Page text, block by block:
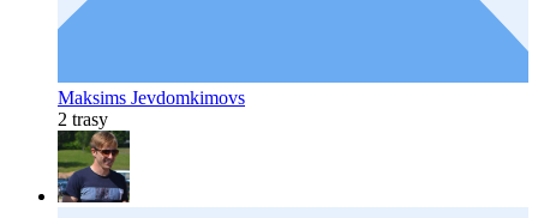
Maksims Jevdomkimovs
2 trasy